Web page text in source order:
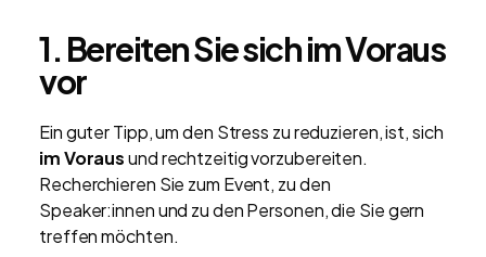
1. Bereiten Sie sich im Voraus
vor
Ein guter Tipp, um den Stress zu reduzieren, ist, sich
im Vorausund rechtzeitig vorzubereiten.
Recherchieren Sie zum Event, zu den
Speaker:innen und zu den Personen, die Sie gern
treffen möchten.